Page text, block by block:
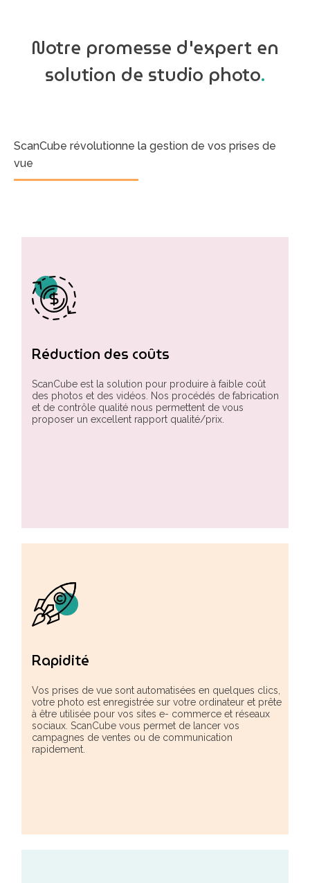
Notre promesse d'expert en
solution de studio photo.
ScanCube révolutionne la gestion de vos prises de
vue
Réduction des coûts
ScanCube est la solution pour produire à faible coût
des photos et des vidéos. Nos procédés de fabrication
et de contrôle qualité nous permettent de vous
proposer un excellent rapport qualité/prix.
Rapidité
Vos prises de vue sont automatisées en quelques clics,
votre photo est enregistrée sur votre ordinateur et prête
à être utilisée pour vos sites e- commerce et réseaux
sociaux. ScanCube vous permet de lancer vos
campagnes de ventes ou de communication
rapidement.